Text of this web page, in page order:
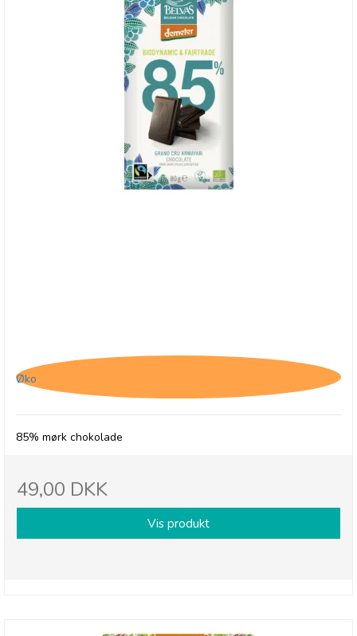
Øko
85% mørk chokolade
49,00 DKK
Vis produkt